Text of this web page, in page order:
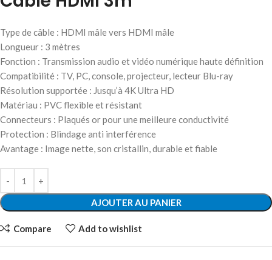
Type de câble : HDMI mâle vers HDMI mâle
Longueur : 3 mètres
Fonction : Transmission audio et vidéo numérique haute définition
Compatibilité : TV, PC, console, projecteur, lecteur Blu-ray
Résolution supportée : Jusqu’à 4K Ultra HD
Matériau : PVC flexible et résistant
Connecteurs : Plaqués or pour une meilleure conductivité
Protection : Blindage anti interférence
Avantage : Image nette, son cristallin, durable et fiable
AJOUTER AU PANIER
Compare Add to wishlist